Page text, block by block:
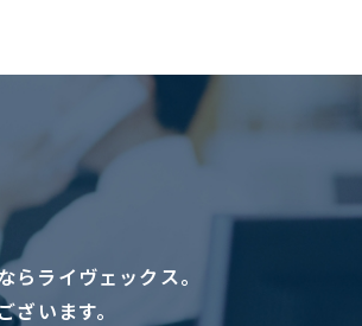
ライヴェックス。
います。